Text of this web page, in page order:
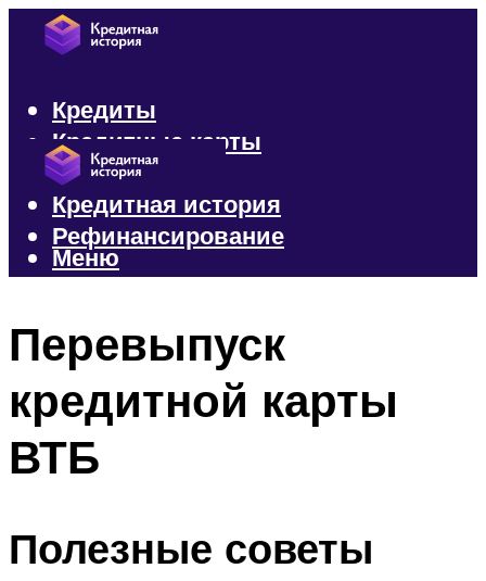
Кредиты
Кредитные карты
Микрозаймы
Кредитная история
Рефинансирование
Меню
Перевыпуск
кредитной карты
ВТБ
Полезные советы